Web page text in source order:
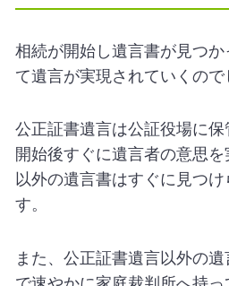
相続が開始し遺言書が見つ
て遺言が実現されていくので
公正証書遺言は公証役場に
開始後すぐに遺言者の意思
以外の遺言書はすぐに見つ
す。
また、公正証書遺言以外の